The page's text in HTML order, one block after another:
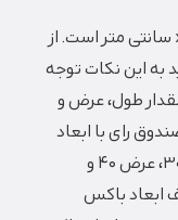
حداکثر ابعاد طلق پلکسی گلاس x183 122 سانتی متر است. از
به این نکات توجه
طول، عرض و
رای با ابعاد
30*40*50 سانتی متر ، قاعده ای با طول ۳۰، عرض ۴۰ و
تعریف ابعاد باکس